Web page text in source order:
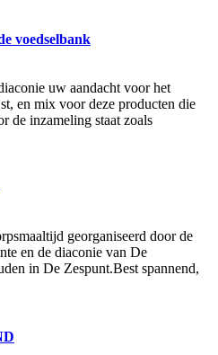
voedselbank
uw aandacht voor het
en mix voor deze producten die
de inzameling staat zoals
georganiseerd door de
en de diaconie van De
in De Zespunt.Best spannend,